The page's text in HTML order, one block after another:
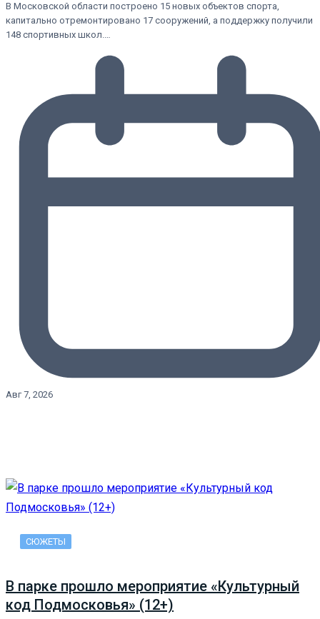
В Московской области построено 15 новых объектов спорта,
капитально отремонтировано 17 сооружений, а поддержку получили
148 спортивных школ.…
Авг 7, 2026
СЮЖЕТЫ
В парке прошло мероприятие «Культурный
код Подмосковья» (12+)